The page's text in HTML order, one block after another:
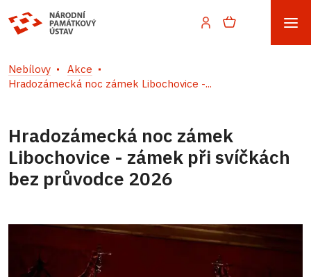
Nebílovy
Akce
Hradozámecká noc zámek Libochovice -...
Hradozámecká noc zámek
Libochovice - zámek při svíčkách
bez průvodce 2026